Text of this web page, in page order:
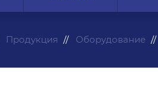
Продукция Оборудование